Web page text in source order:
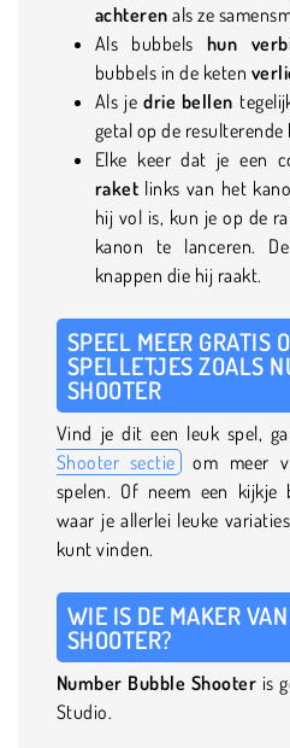
achteren als ze
Als bubbels hun
bubbels in de keten
Als jedrie bellen
getal op de resulterende
Elke keer dat je een
raket links van het
hij vol is, kun je op de
kanon te lanceren.
knappen die hij raakt.
SPEEL MEER GRATIS
SPELLETJES ZOALS
SHOOTER
Vind je dit een leuk spel,
Shooter sectie om meer
spelen. Of neem een
waar je allerlei leuke
kunt vinden.
WIE IS DE MAKER
SHOOTER?
Number Bubble Shooter is
Studio.